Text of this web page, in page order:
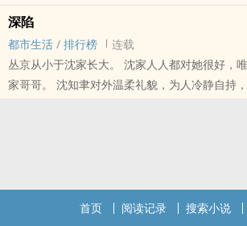
远，不会有交
深陷
都市生活 / 排行榜
连载
丛京从小于沈家长大。 沈家人人都对她很好，唯独那个斯文优异的沈
家哥哥。 沈知聿对外温柔礼貌，为人冷静自持，独当一面，是圈内名
首页 阅读记录 搜索小说